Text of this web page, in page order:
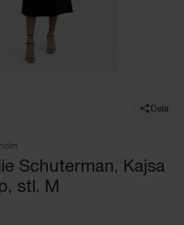
Dela
Schuterman, Kajsa
stl. M